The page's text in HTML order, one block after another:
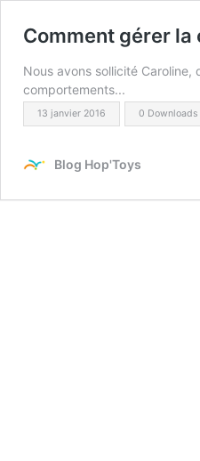
Comment gérer la
Nous avons sollicité
comportements...
13 janvier 2016 0 Downloads
Blog Hop'Toys